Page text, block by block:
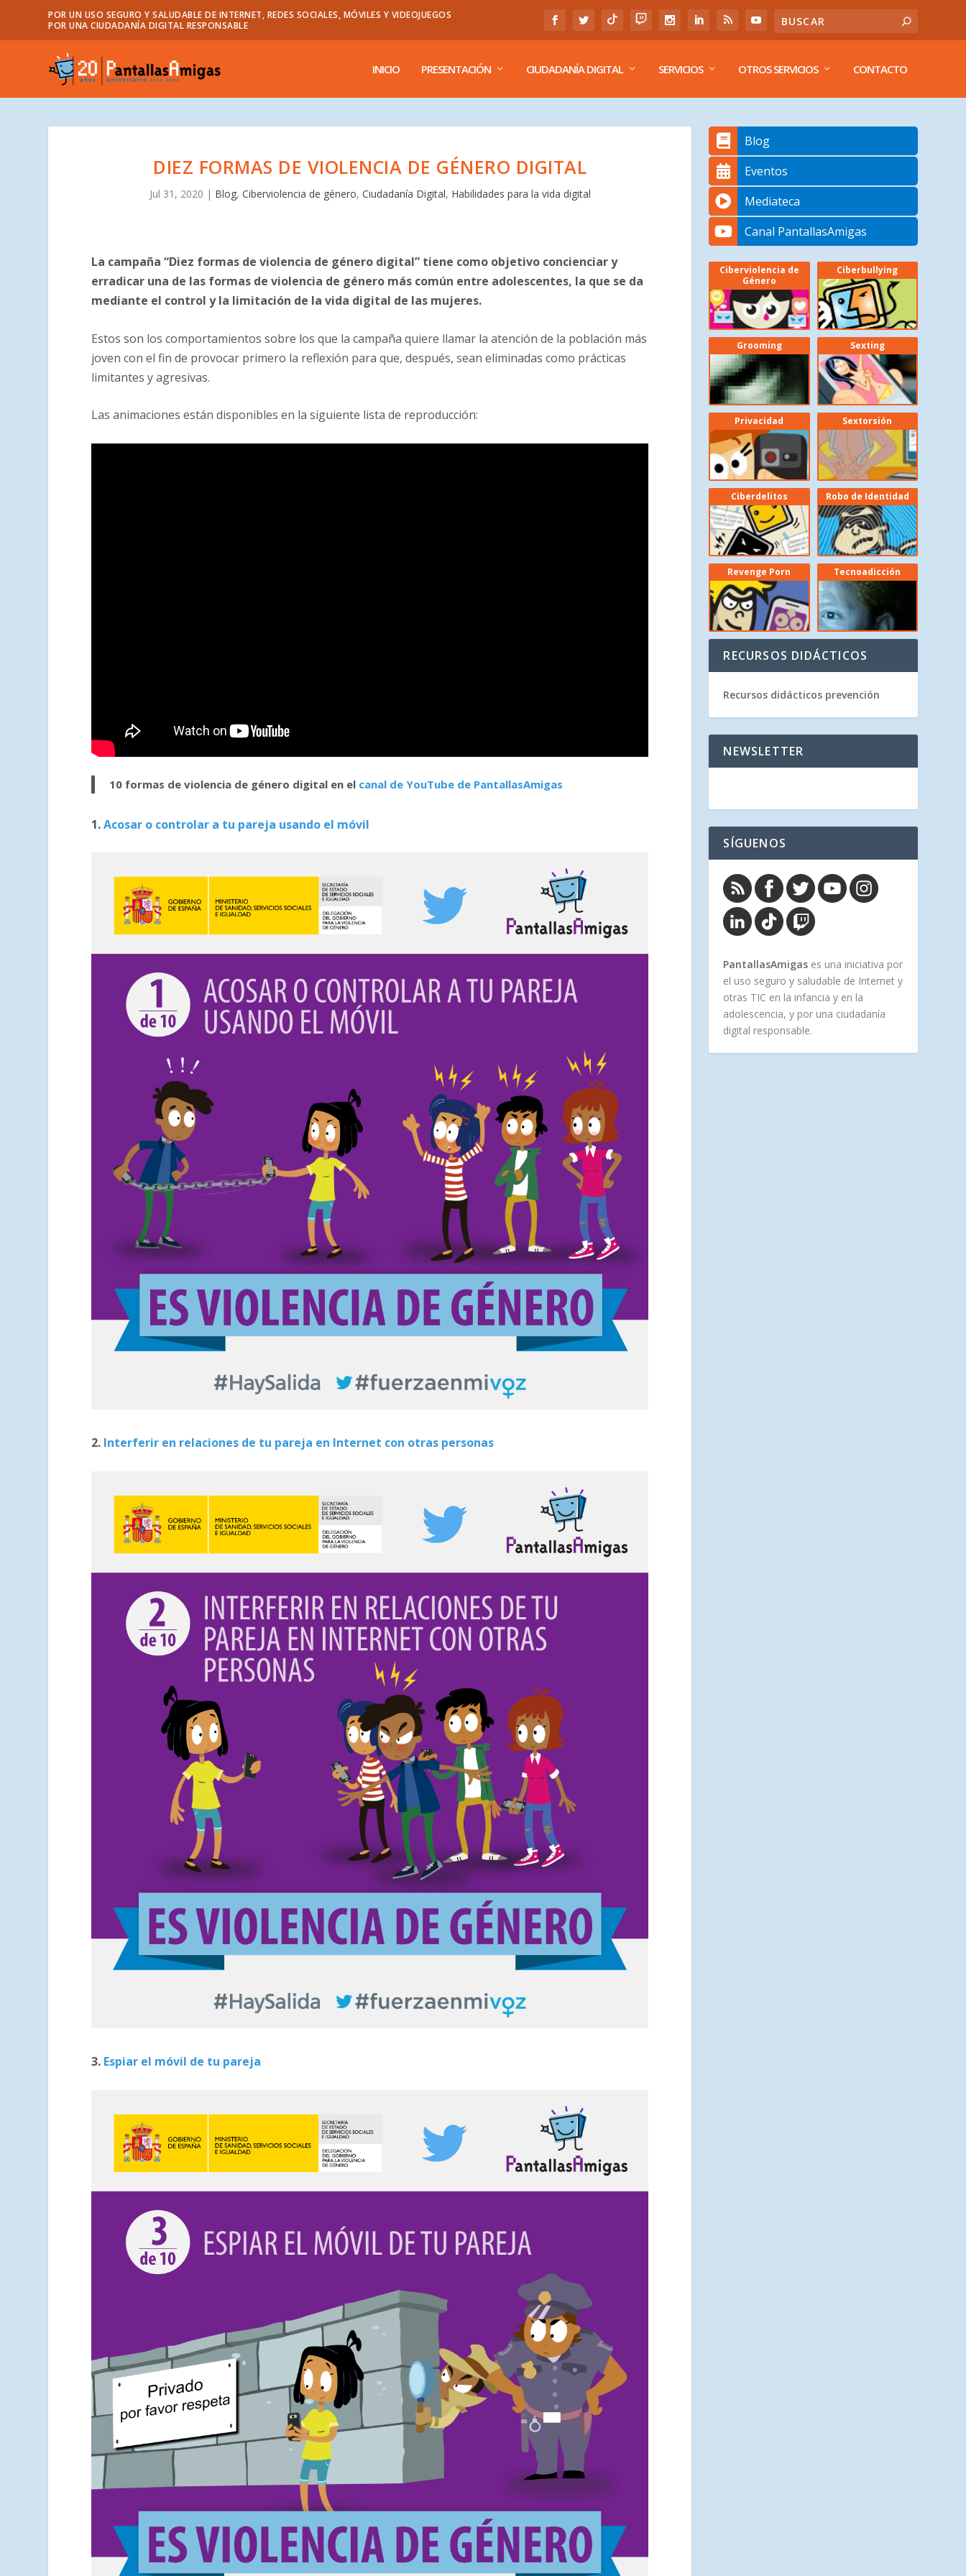
POR UN USO SEGURO Y SALUDABLE DE INTERNET, REDES SOCIALES, MÓVILES Y VIDEOJUEGOS
POR UNA CIUDADANÍA DIGITAL RESPONSABLE
INICIO PRESENTACIÓN CIUDADANÍA DIGITAL SERVICIOS OTROS SERVICIOS CONTACTO
DIEZ FORMAS DE VIOLENCIA DE GÉNERO DIGITAL
Jul 31, 2020 | Blog, Ciberviolencia de género, Ciudadanía Digital, Habilidades para la vida digital
La campaña “Diez formas de violencia de género digital” tiene como objetivo concienciar y
erradicar una de las formas de violencia de género más común entre adolescentes, la que se da
mediante el control y la limitación de la vida digital de las mujeres.
Estos son los comportamientos sobre los que la campaña quiere llamar la atención de la población más
joven con el fin de provocar primero la reflexión para que, después, sean eliminadas como prácticas
limitantes y agresivas.
Las animaciones están disponibles en la siguiente lista de reproducción:
10 formas de violencia de género digital en el canal de YouTube de PantallasAmigas
1.Acosar o controlar a tu pareja usando el móvil
2. Interferir en relaciones de tu pareja en Internet con otras personas
3. Espiar el móvil de tu pareja
Blog
Eventos
Mediateca
Canal PantallasAmigas
Ciberviolencia de
Género
Ciberbullying
Grooming Sexting
Privacidad Sextorsión
Ciberdelitos Robo de Identidad
Revenge Porn Tecnoadicción
RECURSOS DIDÁCTICOS
Recursos didácticos prevención
NEWSLETTER
SÍGUENOS
PantallasAmigas es una iniciativa por
el uso seguro y saludable de Internet y
otras TIC en la infancia y en la
adolescencia, y por una ciudadanía
digital responsable.